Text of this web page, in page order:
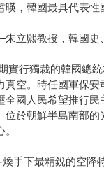
，韓國最具代表性
立熙教授，韓國史
實行獨裁的韓國總
真空。時任國軍保安
全國人民希望推行民
位於朝鮮半島南部的
手下最精銳的空降